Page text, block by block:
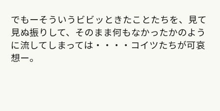
でもーそういうビビッときたことたちを、見て
見ぬ振りして、そのまま何もなかったかのよう
に流してしまっては・・・・コイツたちが可哀
想ー。